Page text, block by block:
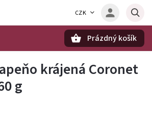
CZK
Prázdný košík
krájená Coronet
g